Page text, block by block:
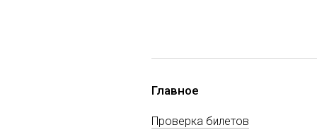
Главное
Проверка билетов